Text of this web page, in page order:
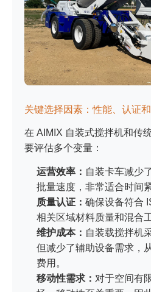
关键选择因素：性能、认证
在 AIMIX 自装式搅拌机和传
要评估多个变量：
运营效率： 自装卡车减少
批量速度，非常适合时间
质量认证： 确保设备符合
相关区域材料质量和混合
维护成本： 自装载搅拌机
但减少了辅助设备需求，
费用。
移动性需求： 对于空间有